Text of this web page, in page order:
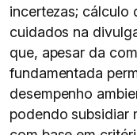
incertezas; cálculo
cuidados na
que, apesar da
fundamentada
desempenho
podendo subsidiar